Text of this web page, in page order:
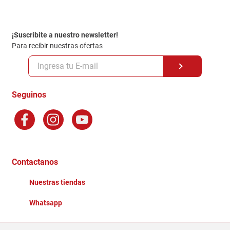
Politica de Privacidad
Políticas y condiciones GiftCard
Formas de Pago
Terminos y Condiciones
Factura Electronica
Ganadores - Promociones
¡Suscribite a nuestro newsletter!
Para recibir nuestras ofertas
Seguinos
Contactanos
Nuestras tiendas
Whatsapp